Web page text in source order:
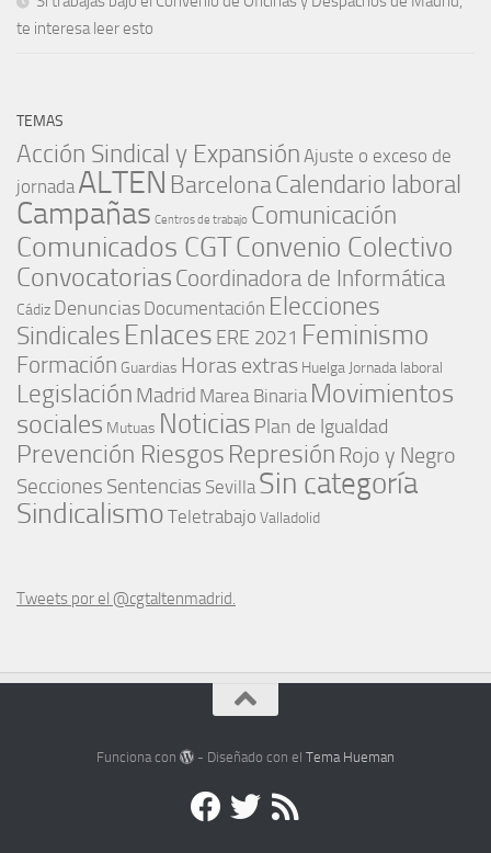
te interesa leer esto
TEMAS
Acción Sindical y Expansión Ajuste o exceso de
jornada ALTEN BarcelonaCalendario laboral
Campañas Centros de trabajo Comunicación
Comunicados CGTConvenio Colectivo
Convocatorias Coordinadora de Informática
Cádiz Denuncias Documentación Elecciones
Sindicales Enlaces ERE 2021 Feminismo
Formación Guardias Horas extras Huelga Jornada laboral
Legislación Madrid Marea Binaria Movimientos
sociales Mutuas Noticias Plan de Igualdad
Prevención Riesgos Represión Rojo y Negro
Secciones Sentencias Sevilla Sin categoría
Sindicalismo Teletrabajo Valladolid
Tweets por el @cgtaltenmadrid.
Funciona con - Diseñado con elTema Hueman